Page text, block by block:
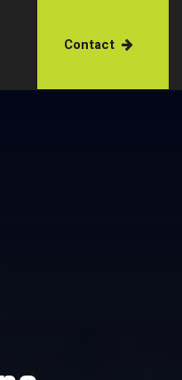
Contact